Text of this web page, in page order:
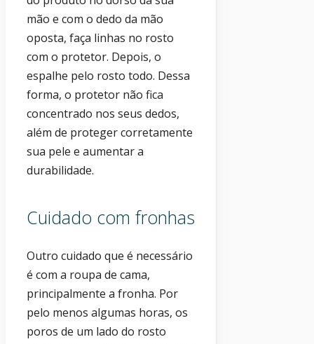
mão e com o dedo da mão
oposta, faça linhas no rosto
com o protetor. Depois, o
espalhe pelo rosto todo. Dessa
forma, o protetor não fica
concentrado nos seus dedos,
além de proteger corretamente
sua pele e aumentar a
durabilidade.
Cuidado com fronhas
Outro cuidado que é necessário
é com a roupa de cama,
principalmente a fronha. Por
pelo menos algumas horas, os
poros de um lado do rosto